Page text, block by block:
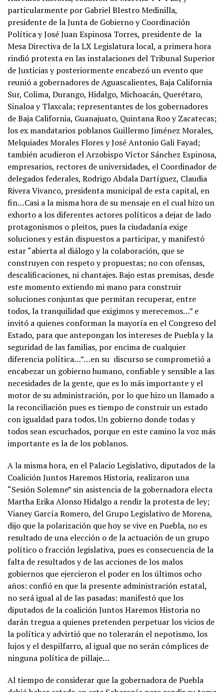
particularmente por Gabriel BIestro Medinilla,
presidente de la Junta de Gobierno y Coordinación
Política y José Juan Espinosa Torres, presidente de la
Mesa Directiva de la LX Legislatura local, a primera hora
rindió protesta en las instalaciones del Tribunal Superior
de Justicias y posteriormente encabezó un evento que
reunió a gobernadores de Aguascalientes, Baja California
Sur, Colima, Durango, Hidalgo, Michoacán, Querétaro,
Sinaloa y Tlaxcala; representantes de los gobernadores
de Baja California, Guanajuato, Quintana Roo y Zacatecas;
los ex mandatarios poblanos Guillermo Jiménez Morales,
Melquiades Morales Flores y José Antonio Gali Fayad;
también acudieron el Arzobispo Víctor Sánchez Espinosa,
empresarios, rectores de universidades, el Coordinador de
delegados federales, Rodrigo Abdala Dartíguez, Claudia
Rivera Vivanco, presidenta municipal de esta capital, en
fin…Casi a la misma hora de su mensaje en el cual hizo un
exhorto a los diferentes actores políticos a dejar de lado
protagonismos o pleitos, pues la ciudadanía exige
soluciones y están dispuestos a participar, y manifestó
estar “abierta al diálogo y la colaboración, que se
construyen con respeto y propuestas; no con ofensas,
descalificaciones, ni chantajes. Bajo estas premisas, desde
este momento extiendo mi mano para construir
soluciones conjuntas que permitan recuperar, entre
todos, la tranquilidad que exigimos y merecemos…” e
invitó a quienes conforman la mayoría en el Congreso del
Estado, para que antepongan los intereses de Puebla y la
seguridad de las familias, por encima de cualquier
diferencia política…”…en su discurso se comprometió a
encabezar un gobierno humano, confiable y sensible a las
necesidades de la gente, que es lo más importante y el
motor de su administración, por lo que hizo un llamado a
la reconciliación pues es tiempo de construir un estado
con igualdad para todos. Un gobierno donde todas y
todos sean escuchados, porque en este camino la voz más
importante es la de los poblanos.
A la misma hora, en el Palacio Legislativo, diputados de la
Coalición Juntos Haremos Historia, realizaron una
“Sesión Solemne” sin asistencia de la gobernadora electa
Martha Erika Alonso Hidalgo a rendir la protesta de ley;
Vianey García Romero, del Grupo Legislativo de Morena,
dijo que la polarización que hoy se vive en Puebla, no es
resultado de una elección o de la actuación de un grupo
político o fracción legislativa, pues es consecuencia de la
falta de resultados y de las acciones de los malos
gobiernos que ejercieron el poder en los últimos ocho
años: confió en que la presente administración estatal,
no será igual al de las pasadas: manifestó que los
diputados de la coalición Juntos Haremos Historia no
darán tregua a quienes pretenden perpetuar los vicios de
la política y advirtió que no tolerarán el nepotismo, los
lujos y el despilfarro, al igual que no serán cómplices de
ninguna política de pillaje…
Al tiempo de considerar que la gobernadora de Puebla